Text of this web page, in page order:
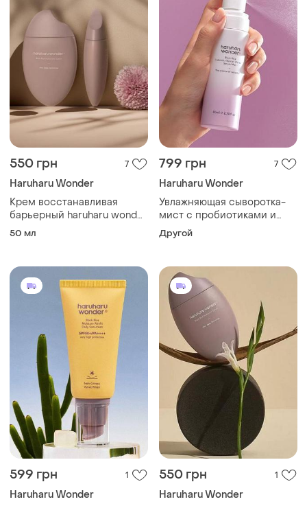
550 грн 7
Haruharu Wonder
Крем восстанавливая
барьерный haruharu wonder
black rice 10 hyaluronic
50 мл
799 грн 7
Haruharu Wonder
Увлажняющая сыворотка-
мист с пробиотиками и
nad+ haruharu wonder black
rice probiotics barrier nad+
Другой
599 грн 1
Haruharu Wonder
550 грн 1
Haruharu Wonder